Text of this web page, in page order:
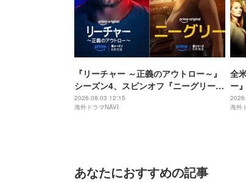
『リーチャー ～正義のアウトロー～』
シーズン4、スピンオフ『ニーグリー』
の配信日決定！日本版予告編＆あらす
じも到着
2026.08.03 12:15
海外ドラマNAVI
全
ー
レ
海外
あなたにおすすめの記事